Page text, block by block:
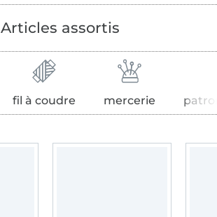
Articles assortis
fil à coudre mercerie